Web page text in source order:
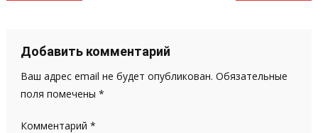
записям
Добавить комментарий
Ваш адрес email не будет опубликован. Обязательные
поля помечены *
Комментарий *